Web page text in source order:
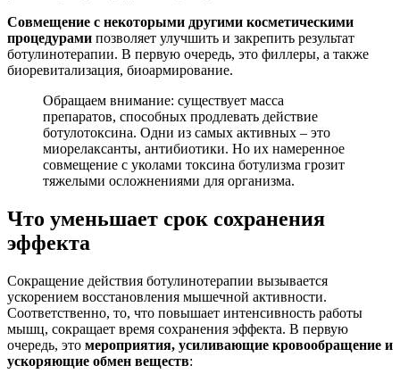
Совмещение с некоторыми другими косметическими
процедурами позволяет улучшить и закрепить результат
ботулинотерапии. В первую очередь, это филлеры, а также
биоревитализация, биоармирование.
Обращаем внимание: существует масса
препаратов, способных продлевать действие
ботулотоксина. Одни из самых активных – это
миорелаксанты, антибиотики. Но их намеренное
совмещение с уколами токсина ботулизма грозит
тяжелыми осложнениями для организма.
Что уменьшает срок сохранения
эффекта
Сокращение действия ботулинотерапии вызывается
ускорением восстановления мышечной активности.
Соответственно, то, что повышает интенсивность работы
мышц, сокращает время сохранения эффекта. В первую
очередь, это мероприятия, усиливающие кровообращение и
ускоряющие обмен веществ: